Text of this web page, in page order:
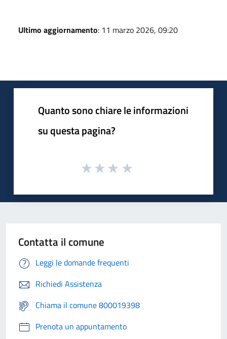
Ultimo aggiornamento: 11 marzo 2026, 09:20
Quanto sono chiare le informazioni
su questa pagina?
Contatta il comune
Leggi le domande frequenti
Richiedi Assistenza
Chiama il comune 800019398
Prenota un appuntamento